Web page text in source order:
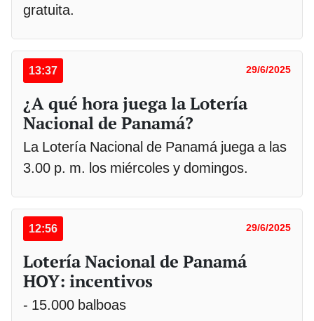
gratuita.
13:37 29/6/2025
¿A qué hora juega la Lotería
Nacional de Panamá?
La Lotería Nacional de Panamá juega a las
3.00 p. m. los miércoles y domingos.
12:56 29/6/2025
Lotería Nacional de Panamá
HOY: incentivos
- 15.000 balboas